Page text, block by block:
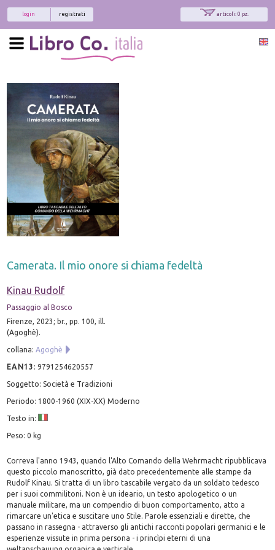
articoli: 0 pz.
registrati
login
Camerata. Il mio onore si chiama fedeltà
Kinau Rudolf
Passaggio al Bosco
Firenze, 2023; br., pp. 100, ill.
(Agoghè).
collana:Agoghè
EAN13 :9791254620557
Soggetto: Società e Tradizioni
Periodo: 1800-1960 (XIX-XX) Moderno
Testo in:
Peso: 0 kg
Correva l'anno 1943, quando l'Alto Comando della Wehrmacht ripubblicava
questo piccolo manoscritto, già dato precedentemente alle stampe da
Rudolf Kinau. Si tratta di un libro tascabile vergato da un soldato tedesco
per i suoi commilitoni. Non è un ideario, un testo apologetico o un
manuale militare, ma un compendio di buon comportamento, atto a
rimarcare un'etica e suscitare uno Stile. Parole essenziali e dirette, che
passano in rassegna - attraverso gli antichi racconti popolari germanici e le
esperienze vissute in prima persona - i princìpi eterni di una